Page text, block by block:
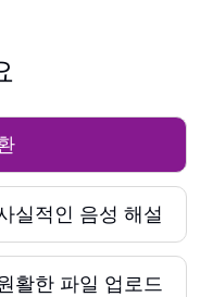
실적인 음성 해설
활한 파일 업로드